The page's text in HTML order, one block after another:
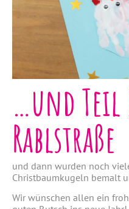
…und Teil
Rablstraße
und dann wurden noch
Christbaumkugeln bemalt
Wir wünschen allen ein